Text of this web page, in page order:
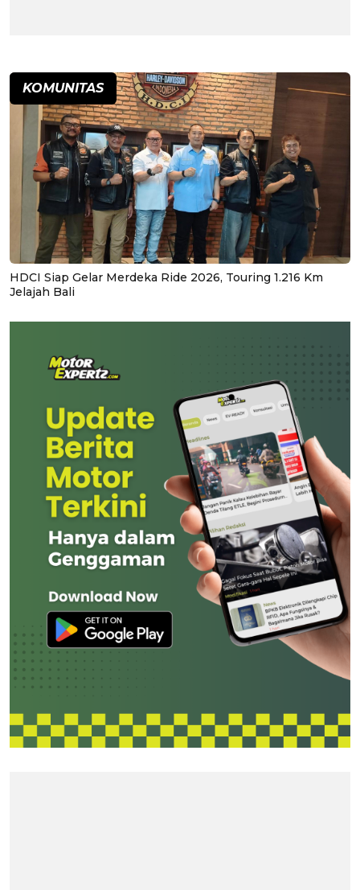
KOMUNITAS
HDCI Siap Gelar Merdeka Ride 2026, Touring 1.216 Km
Jelajah Bali